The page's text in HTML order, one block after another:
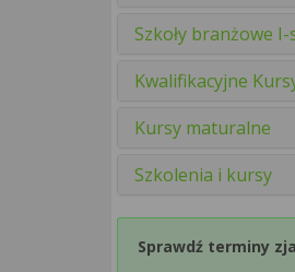
Szkoły branżowe
Kwalifikacyjne
Kursy maturalne
Szkolenia i kursy
Sprawdź terminy